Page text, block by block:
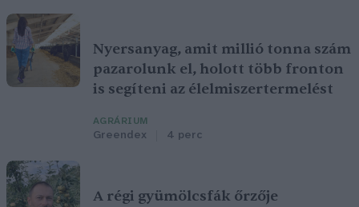
Nyersanyag, amit millió tonna szám
pazarolunk el, holott több fronton
is segíteni az élelmiszertermelést
AGRÁRIUM
Greendex 4 perc
A régi gyümölcsfák őrzője